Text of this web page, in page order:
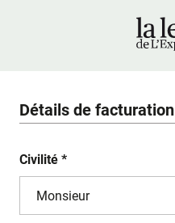
Détails de facturation
Civilité *